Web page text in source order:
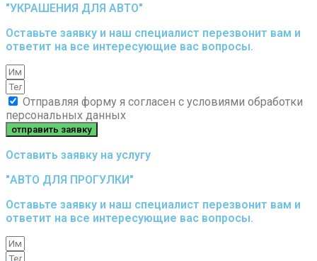
"УКРАШЕНИЯ ДЛЯ АВТО"
Оставьте заявку и наш специалист перезвонит вам и
ответит на все интересующие вас вопросы.
Отправляя форму я согласен с условиями обработки
персональных данных
отправить заявку
Оставить заявку на услугу
"АВТО ДЛЯ ПРОГУЛКИ"
Оставьте заявку и наш специалист перезвонит вам и
ответит на все интересующие вас вопросы.